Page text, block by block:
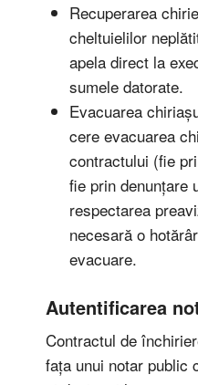
Recuperarea
cheltuielilor
apela direct la
sumele datorate.
Evacuarea
cere evacuarea
contractului (fie
fie prin denunțare
respectarea
necesară o
evacuare.
Autentificarea
Contractul de
fața unui notar public